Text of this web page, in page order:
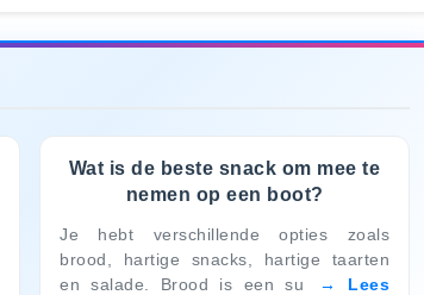
Wat is de beste snack om mee te
nemen op een boot?
Je hebt verschillende opties zoals
brood, hartige snacks, hartige taarten
en salade. Brood is een su
Lees